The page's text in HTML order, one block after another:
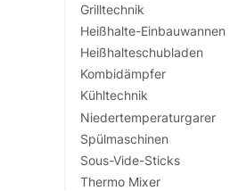
Grilltechnik
Heißhalte-Einbauwannen
Heißhalteschubladen
Kombidämpfer
Kühltechnik
Niedertemperaturgarer
Spülmaschinen
Sous-Vide-Sticks
Thermo Mixer